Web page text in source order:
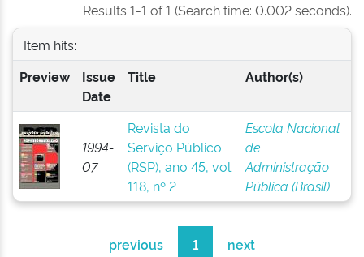
Results 1-1 of 1 (Search time: 0.002 seconds).
Item hits:
Preview
Issue
Date
Title Author(s)
1994-
07
Revista do
Serviço Público
(RSP), ano 45, vol.
118, nº 2
Escola Nacional
de
Administração
Pública (Brasil)
previous 1 next